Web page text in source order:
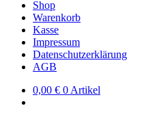
Shop
Warenkorb
Kasse
Impressum
Datenschutzerklärung
AGB
0,00 € 0 Artikel